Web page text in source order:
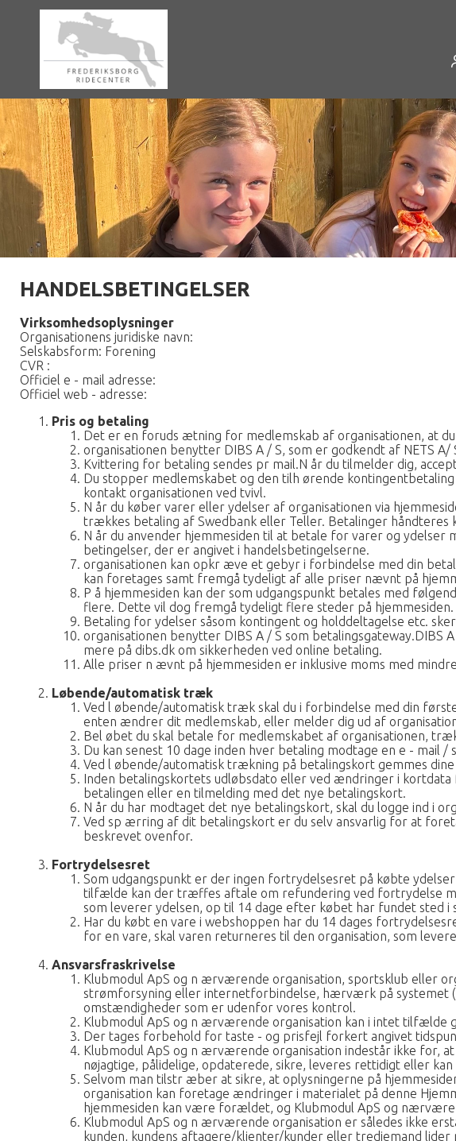
HANDELSBETINGELSER
Virksomhedsoplysninger
Organisationens juridiske navn:
Selskabsform: Forening
CVR :
Officiel e - mail adresse:
Officiel web - adresse:
Pris og betaling
Det er en foruds ætning for medlemskab af organisationen, at
organisationen benytter DIBS A / S, som er godkendt af NETS
Kvittering for betaling sendes pr mail.N år du tilmelder dig,
Du stopper medlemskabet og den tilh ørende
kontakt organisationen ved tvivl.
N år du køber varer eller ydelser af organisationen via
trækkes betaling af Swedbank eller Teller. Betalinger håndteres
N år du anvender hjemmesiden til at betale for varer og ydelser
betingelser, der er angivet i handelsbetingelserne.
organisationen kan opkr æve et gebyr i forbindelse med din
kan foretages samt fremgå tydeligt af alle priser nævnt på
P å hjemmesiden kan der som udgangspunkt betales med
flere. Dette vil dog fremgå tydeligt flere steder på hjemmesiden.
Betaling for ydelser såsom kontingent og holddeltagelse etc.
organisationen benytter DIBS A / S som
mere på dibs.dk om sikkerheden ved online betaling.
Alle priser n ævnt på hjemmesiden er inklusive moms med
Løbende/automatisk træk
Ved l øbende/automatisk træk skal du i forbindelse med din
enten ændrer dit medlemskab, eller melder dig ud af
Bel øbet du skal betale for medlemskabet af organisationen,
Du kan senest 10 dage inden hver betaling modtage en e - mail
Ved l øbende/automatisk trækning på betalingskort gemmes
Inden betalingskortets udløbsdato eller ved ændringer i
betalingen eller en tilmelding med det nye betalingskort.
N år du har modtaget det nye betalingskort, skal du logge ind i
Ved sp ærring af dit betalingskort er du selv ansvarlig for at
beskrevet ovenfor.
Fortrydelsesret
Som udgangspunkt er der ingen fortrydelsesret på købte
tilfælde kan der træffes aftale om refundering ved fortrydelse
som leverer ydelsen, op til 14 dage efter købet har fundet sted i
Har du købt en vare i webshoppen har du 14 dages
for en vare, skal varen returneres til den organisation, som
Ansvarsfraskrivelse
Klubmodul ApS og n ærværende organisation, sportsklub eller
strømforsyning eller internetforbindelse, hærværk på systemet
omstændigheder som er udenfor vores kontrol.
Klubmodul ApS og n ærværende organisation kan i intet tilfælde
Der tages forbehold for taste - og prisfejl forkert angivet
Klubmodul ApS og n ærværende organisation indestår ikke for,
nøjagtige, pålidelige, opdaterede, sikre, leveres rettidigt eller
Selvom man tilstr æber at sikre, at oplysningerne på
organisation kan foretage ændringer i materialet på denne
hjemmesiden kan være forældet, og Klubmodul ApS og
Klubmodul ApS og n ærværende organisation er således ikke
kunden, kundens aftagere/klienter/kunder eller tredjemand